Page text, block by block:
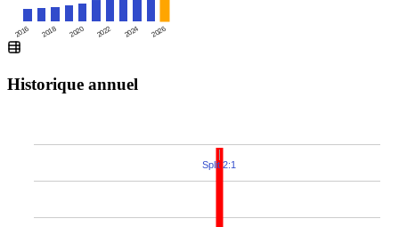
2016 2018 2020 2022 2024 2026
Historique annuel
Split 2:1